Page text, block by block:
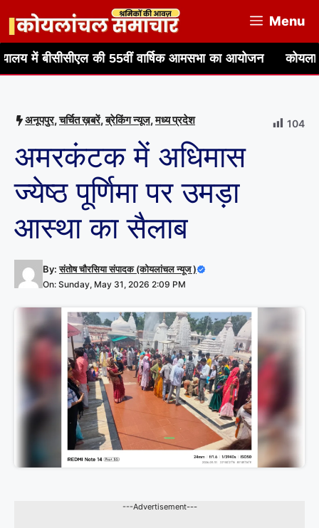
content
Menu
की 55वीं वार्षिक आमसभा का आयोजन कोयला भवन मुख्यालय
अनूपपुर,चर्चित ख़बरें,ब्रेकिंग न्यूज,मध्य प्रदेश 104
अमरकंटक में अधिमास
ज्येष्ठ पूर्णिमा पर उमड़ा
आस्था का सैलाब
By:संतोष चौरसिया संपादक (कोयलांचल न्यूज )
On: Sunday, May 31, 2026 2:09 PM
---Advertisement---